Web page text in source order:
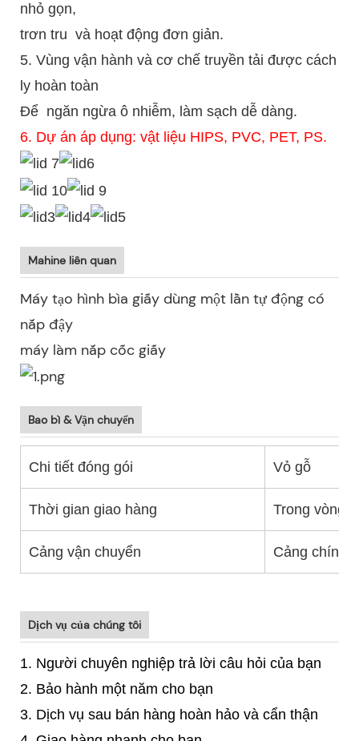
nhỏ gọn,
trơn tru và hoạt động đơn giản.
5. Vùng vận hành và cơ chế truyền tải được cách
ly hoàn toàn
Để ngăn ngừa ô nhiễm, làm sạch dễ dàng.
6. Dự án áp dụng: vật liệu HIPS, PVC, PET, PS.
Mahine liên quan
Máy tạo hình bìa giấy dùng một lần tự động có
nắp đậy
máy làm nắp cốc giấy
Bao bì & Vận chuyển
Chi tiết đóng gói Vỏ gỗ
Thời gian giao hàng Trong vòng
Cảng vận chuyển Cảng chính
Dịch vụ của chúng tôi
1. Người chuyên nghiệp trả lời câu hỏi của bạn
2. Bảo hành một năm cho bạn
3. Dịch vụ sau bán hàng hoàn hảo và cẩn thận